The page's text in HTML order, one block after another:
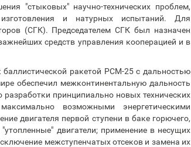
"стыковых" научно-технических проблем,
изготовления и натурных испытаний. Для
(СГК). Председателем СГК был назначен
средств управления кооперацией и в
ракетой РСМ-25 с дальностью
обеспечил межконтинентальную дальность
принципиально новых технических
возможными энергетическими
двигателя первой ступени в баке горючего,
двигатели; применение в несущих
межступенчатых отсеков и замена их